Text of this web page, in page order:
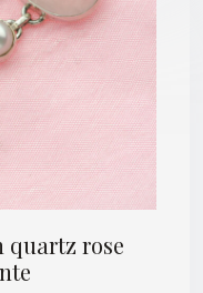
quartz rose